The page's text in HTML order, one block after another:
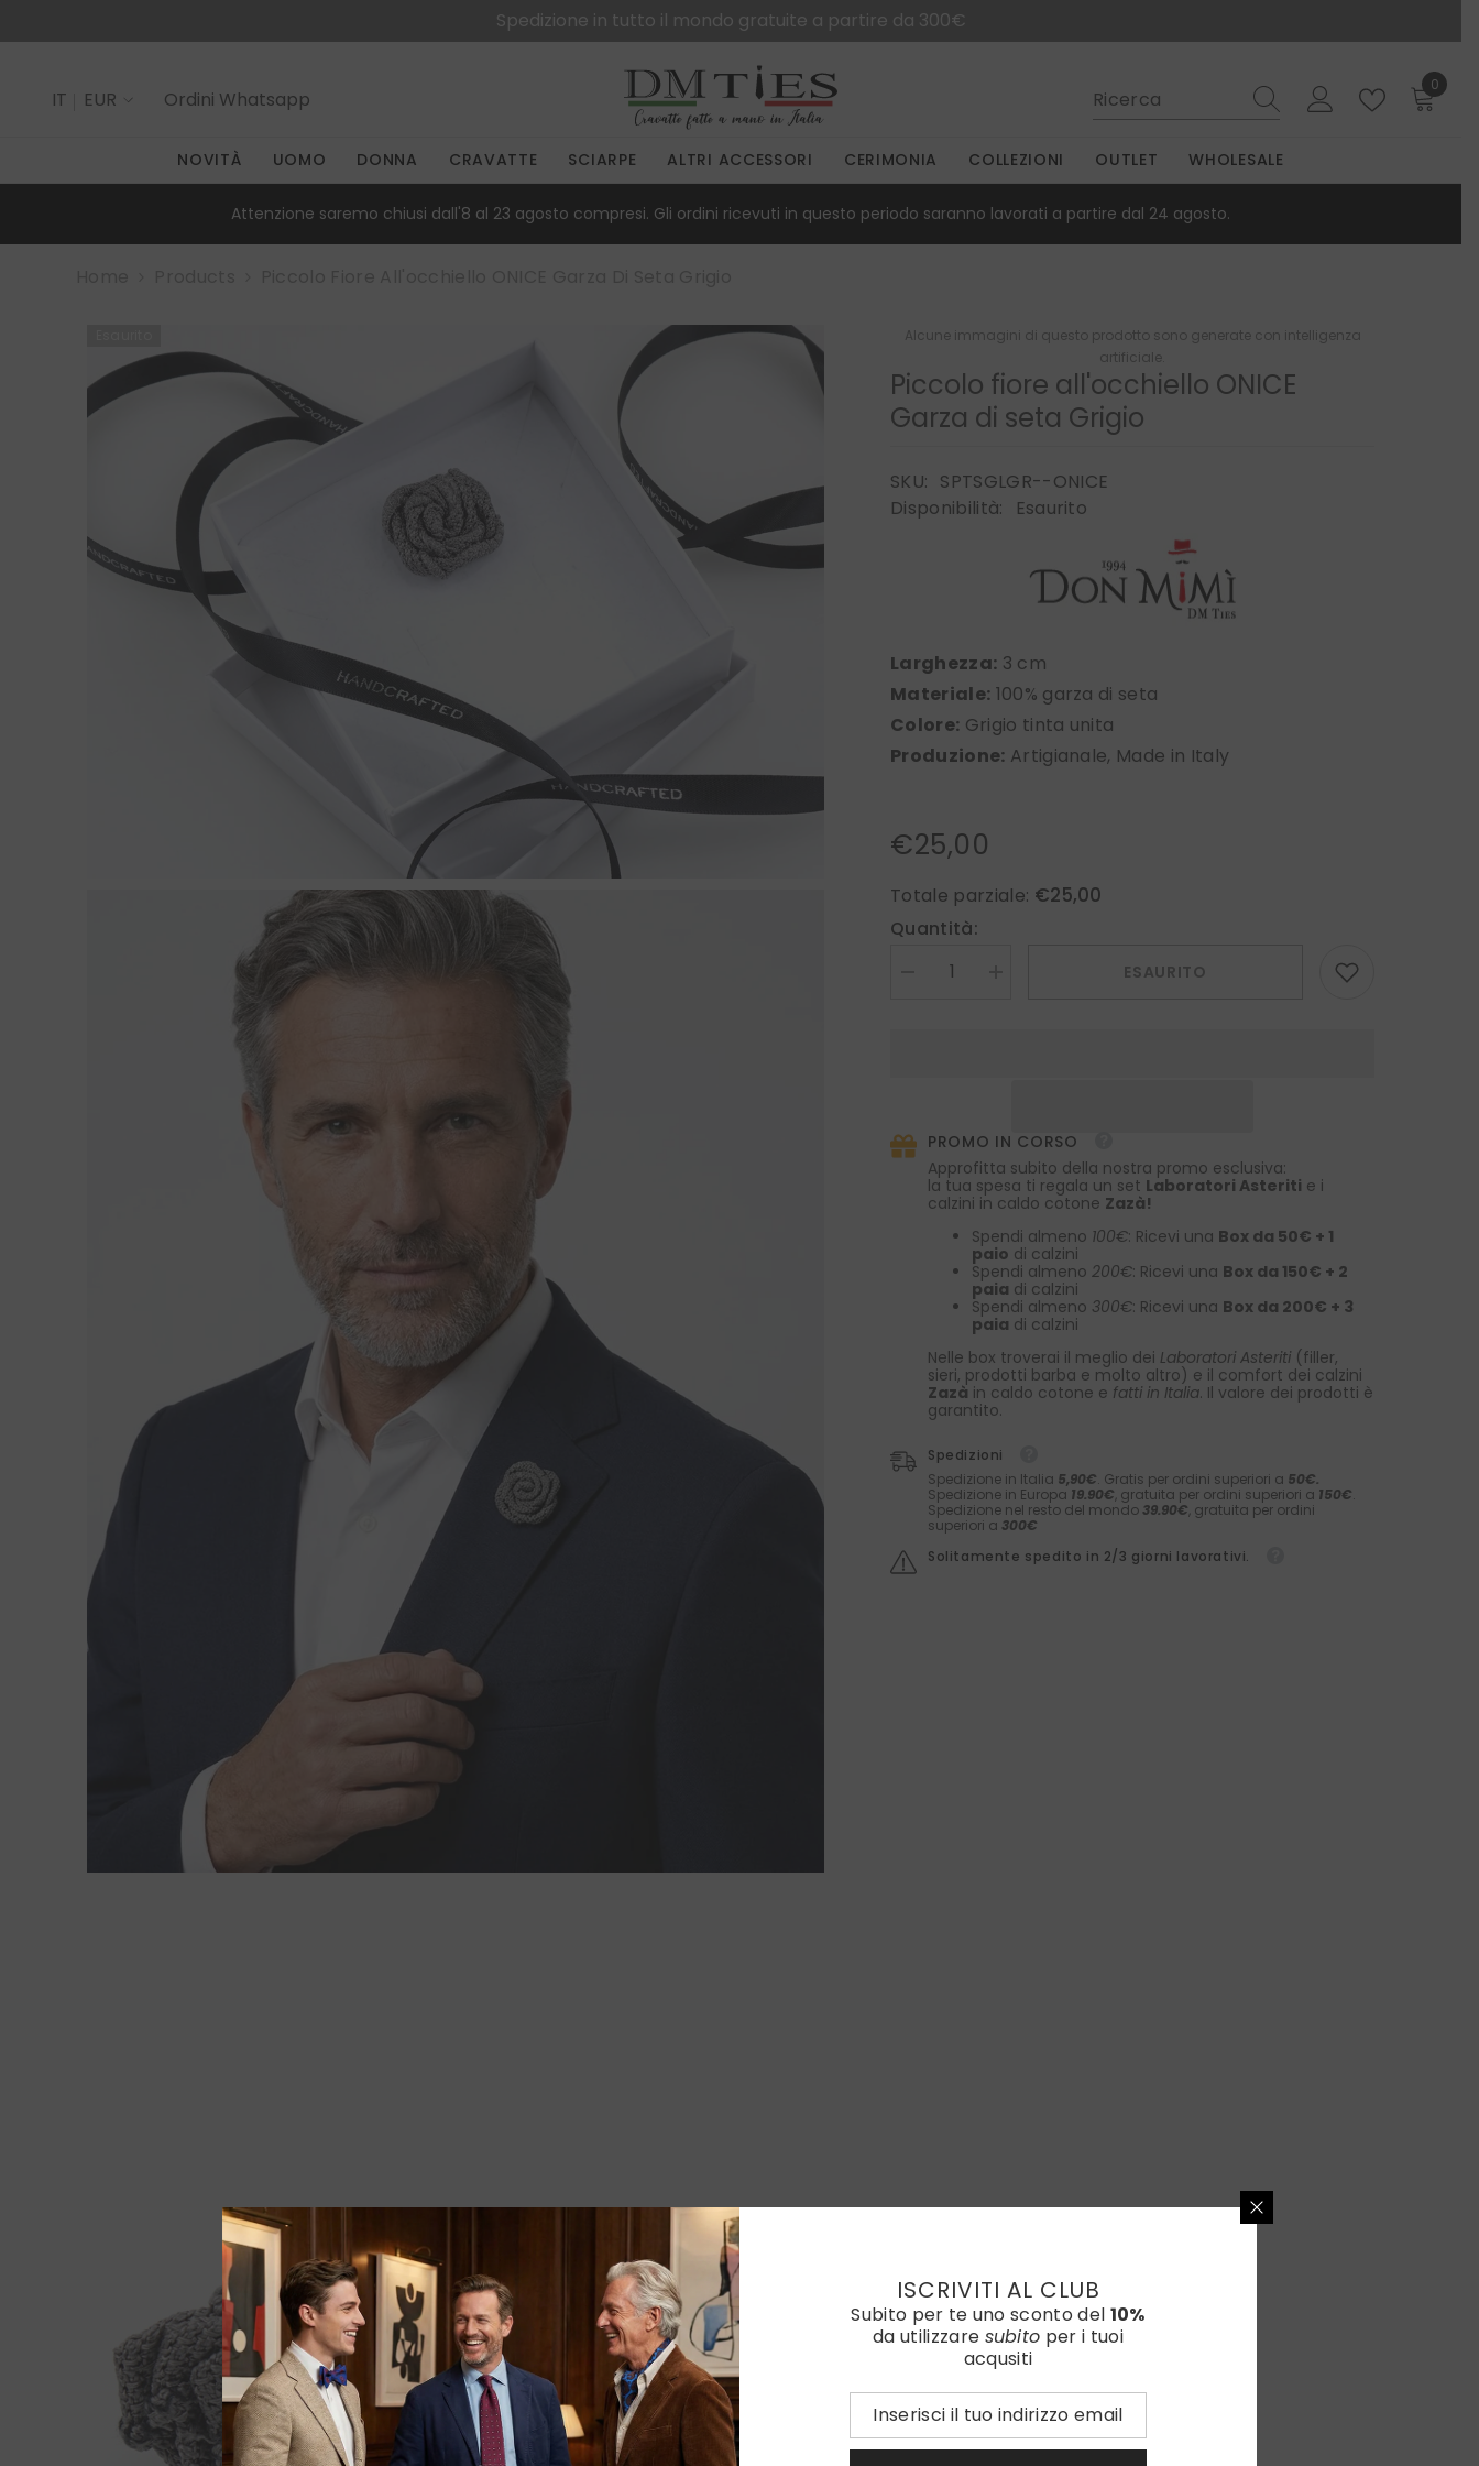
Spedizione in tutto il mondo gratuite a partire da 300€
IT
EUR Ordini Whatsapp
0
0
NOVITÀ UOMO DONNA CRAVATTE SCIARPE ALTRI ACCESSORI CERIMONIA COLLEZIONI OUTLET WHOLESALE
Attenzione saremo chiusi dall'8 al 23 agosto compresi. Gli ordini ricevuti in questo periodo saranno lavorati a partire dal 24 agosto.
Alcune immagini di questo prodotto sono generate con intelligenza
artificiale.
Piccolo fiore all'occhiello ONICE
Garza di seta Grigio
SKU: SPTSGLGR--ONICE
Disponibilità:
Esaurito
Larghezza: 3 cm
Materiale: 100% garza di seta
Colore: Grigio tinta unita
Produzione: Artigianale, Made in Italy
€25,00
Totale parziale: €25,00
Quantità:
Diminuire
seta
Grigio
seta
Grigio
ESAURITO
PROMO IN CORSO
Approfitta subito della nostra promo esclusiva:
la tua spesa ti regala un set Laboratori Asteriti e i
calzini in caldo cotone Zazà!
Spendi almeno 100€: Ricevi una Box da 50€ + 1
paio di calzini
Spendi almeno200€: Ricevi una Box da 150€ + 2
paia di calzini
Spendi almeno 300€: Ricevi una Box da 200€ + 3
paia di calzini
Nelle box troverai il meglio dei Laboratori Asteriti (filler,
sieri, prodotti barba e molto altro) e il comfort dei calzini
Zazà in caldo cotone e fatti in Italia. Il valore dei prodotti è
garantito.
Spedizioni
Spedizione in Italia 5,90€. Gratis per ordini superiori a 50€.
Spedizione in Europa 19.90€, gratuita per ordini superiori a 150€.
Spedizione nel resto del mondo 39.90€, gratuita per ordini
superiori a 300€
Solitamente spedito in 2/3 giorni lavorativi.
ISCRIVITI AL CLUB
Subito per te uno sconto del 10%
da utilizzare subito per i tuoi
acqusiti